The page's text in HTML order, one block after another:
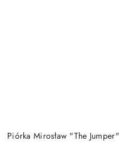
Piórka Mirosław "The